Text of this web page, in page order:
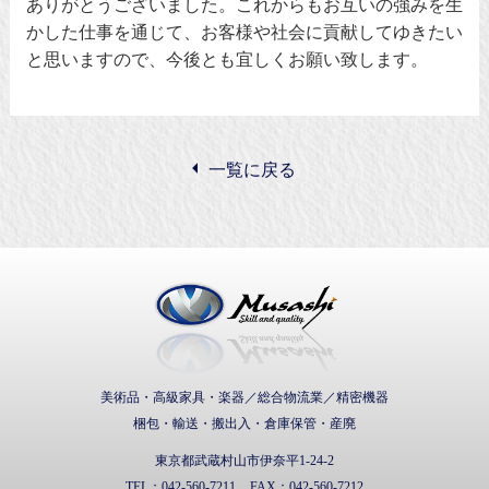
ありがとうございました。これからもお互いの強みを生
かした仕事を通じて、お客様や社会に貢献してゆきたい
と思いますので、今後とも宜しくお願い致します。
一覧に戻る
美術品・高級家具・楽器／総合物流業／精密機器
梱包・輸送・搬出入・倉庫保管・産廃
東京都武蔵村山市伊奈平1-24-2